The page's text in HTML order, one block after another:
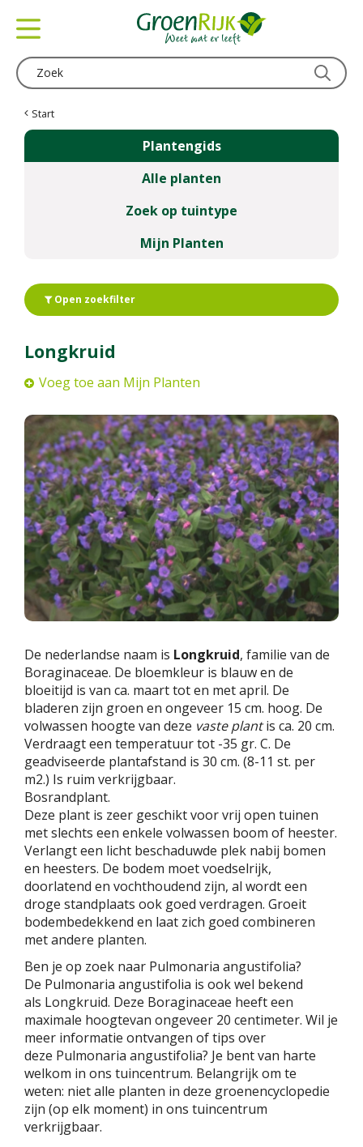
Start
Plantengids
Alle planten
Zoek op tuintype
Mijn Planten
Open zoekfilter
Longkruid
Voeg toe aan Mijn Planten
De nederlandse naam is Longkruid, familie van de
Boraginaceae. De bloemkleur is blauw en de
bloeitijd is van ca. maart tot en met april. De
bladeren zijn groen en ongeveer 15 cm. hoog. De
volwassen hoogte van deze vaste plantis ca. 20 cm.
Verdraagt een temperatuur tot -35 gr. C. De
geadviseerde plantafstand is 30 cm. (8-11 st. per
m2.) Is ruim verkrijgbaar.
Bosrandplant.
Deze plant is zeer geschikt voor vrij open tuinen
met slechts een enkele volwassen boom of heester.
Verlangt een licht beschaduwde plek nabij bomen
en heesters. De bodem moet voedselrijk,
doorlatend en vochthoudend zijn, al wordt een
droge standplaats ook goed verdragen. Groeit
bodembedekkend en laat zich goed combineren
met andere planten.
Ben je op zoek naar Pulmonaria angustifolia?
De Pulmonaria angustifolia is ook wel bekend
als Longkruid. Deze Boraginaceae heeft een
maximale hoogtevan ongeveer 20 centimeter. Wil je
meer informatie ontvangen of tips over
deze Pulmonaria angustifolia? Je bent van harte
welkom in ons tuincentrum. Belangrijk om te
weten: niet alle planten in deze groenencyclopedie
zijn (op elk moment) in ons tuincentrum
verkrijgbaar.